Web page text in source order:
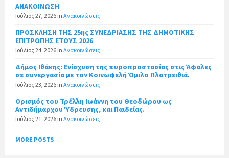
ΑΝΑΚΟΙΝΩΣΗ
Ιούλιος 27, 2026 in Ανακοινώσεις
ΠΡΟΣΚΛΗΣΗ ΤΗΣ 25ης ΣΥΝΕΔΡΙΑΣΗΣ ΤΗΣ ΔΗΜΟΤΙΚΗΣ
ΕΠΙΤΡΟΠΗΣ ΕΤΟΥΣ 2026
Ιούλιος 24, 2026 in Ανακοινώσεις
Δήμος Ιθάκης: Ενίσχυση της πυροπροστασίας στις Άφαλες
σε συνεργασία με τον Κοινωφελή Όμιλο Πλατρειθιά.
Ιούλιος 23, 2026 in Ανακοινώσεις
Ορισμός του Τρέλλη Ιωάννη του Θεοδώρου ως
Αντιδήμαρχου Ύδρευσης, και Παιδείας.
Ιούλιος 21, 2026 in Ανακοινώσεις
MORE POSTS